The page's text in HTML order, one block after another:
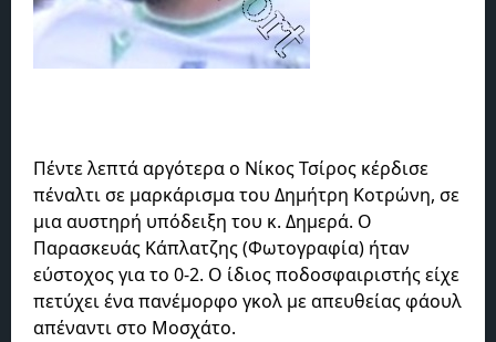
Πέντε λεπτά αργότερα ο Νίκος Τσίρος κέρδισε
πέναλτι σε μαρκάρισμα του Δημήτρη Κοτρώνη, σε
μια αυστηρή υπόδειξη του κ. Δημερά. Ο
Παρασκευάς Κάπλατζης (Φωτογραφία) ήταν
εύστοχος για το 0-2. Ο ίδιος ποδοσφαιριστής είχε
πετύχει ένα πανέμορφο γκολ με απευθείας φάουλ
απέναντι στο Μοσχάτο.